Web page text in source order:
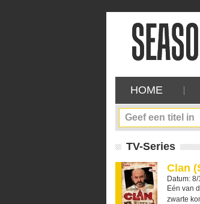
HOME
TV-Series
Clan
Datum:
Eén van
zwarte